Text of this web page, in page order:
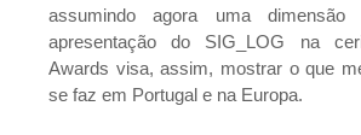
assumindo agora uma dimensão
apresentação do SIG_LOG na
Awards visa, assim, mostrar o que
se faz em Portugal e na Europa.